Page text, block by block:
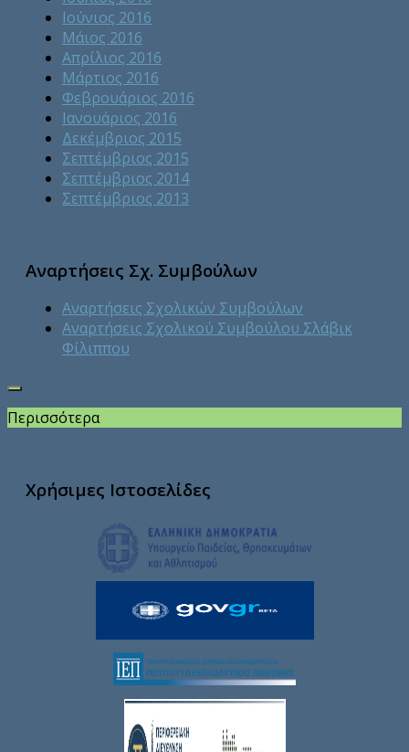
Ιούνιος 2016
Μάιος 2016
Απρίλιος 2016
Μάρτιος 2016
Φεβρουάριος 2016
Ιανουάριος 2016
Δεκέμβριος 2015
Σεπτέμβριος 2015
Σεπτέμβριος 2014
Σεπτέμβριος 2013
Αναρτήσεις Σχ. Συμβούλων
Αναρτήσεις Σχολικών Συμβούλων
Αναρτήσεις Σχολικού Συμβούλου Σλάβικ
Φίλιππου
Περισσότερα
Χρήσιμες Ιστοσελίδες